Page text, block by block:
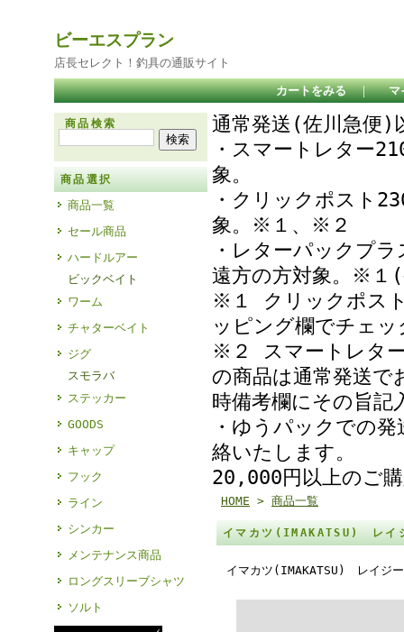
ビーエスプラン
店長セレクト！釣具の通販サイト
カートをみる ｜ マ
商品検索
商品選択
商品一覧
セール商品
ハードルアー
ビックベイト
ワーム
チャターベイト
ジグ
スモラバ
ステッカー
GOODS
キャップ
フック
ライン
シンカー
メンテナンス商品
ロングスリーブシャツ
ソルト
通常発送(佐川急便)
・スマートレター
象
・クリックポスト
象。※１、※２
・レターパックプ
遠方の方対象。※１
※１ クリックポス
ッピング欄でチェ
※２ スマートレタ
の商品は通常発送で
時備考欄にその旨記
・ゆうパックでの
絡いたします。
20,000円以上のご
HOME > 商品一覧
イマカツ(IMAKATSU) レ
イマカツ(IMAKATSU) レイジ